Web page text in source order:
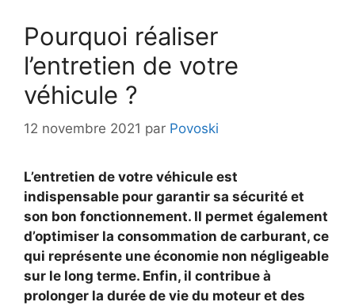
Pourquoi réaliser
l’entretien de votre
véhicule ?
12 novembre 2021 par Povoski
L’entretien de votre véhicule est
indispensable pour garantir sa sécurité et
son bon fonctionnement. Il permet également
d’optimiser la consommation de carburant, ce
qui représente une économie non négligeable
sur le long terme. Enfin, il contribue à
prolonger la durée de vie du moteur et des